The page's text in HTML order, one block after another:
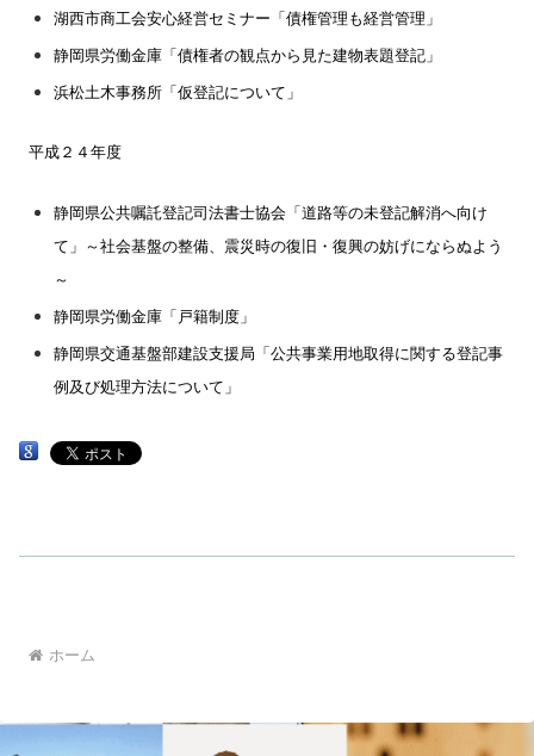
湖西市商工会安心経営セミナー「債権管理も経営管理」
静岡県労働金庫「債権者の観点から見た建物表題登記」
浜松土木事務所「仮登記について」
平成２４年度
静岡県公共嘱託登記司法書士協会「道路等の未登記解消へ向け
て」～社会基盤の整備、震災時の復旧・復興の妨げにならぬよう
～
静岡県労働金庫「戸籍制度」
静岡県交通基盤部建設支援局「公共事業用地取得に関する登記事
例及び処理方法について」
ホーム